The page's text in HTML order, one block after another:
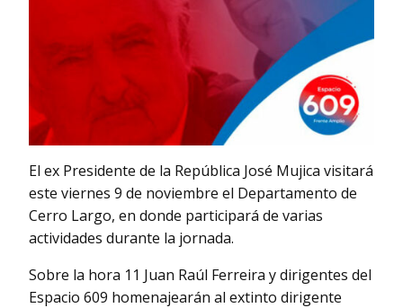
El ex Presidente de la República José Mujica visitará
este viernes 9 de noviembre el Departamento de
Cerro Largo, en donde participará de varias
actividades durante la jornada.
Sobre la hora 11 Juan Raúl Ferreira y dirigentes del
Espacio 609 homenajearán al extinto dirigente